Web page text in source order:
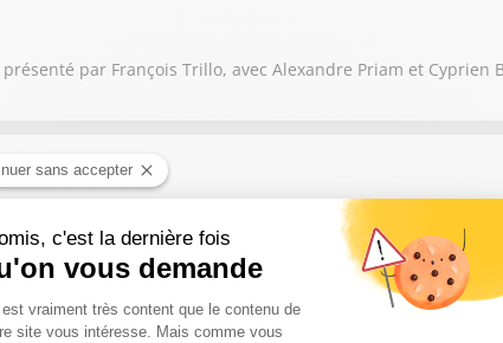
par François Trillo, avec Alexandre Priam et Cyprien
14 entre Montpellier et Pau, commentée par Rémy Rugiero